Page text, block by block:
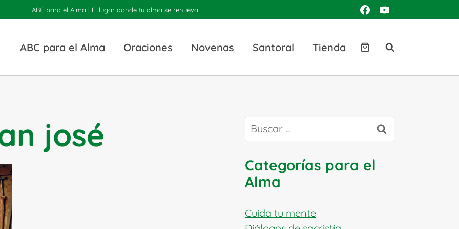
ABC para el Alma | El lugar donde tu alma se renueva
ABC para el Alma Oraciones Novenas Santoral Tienda
josé Buscar:
Categorías para el
Alma
Cuida tu mente